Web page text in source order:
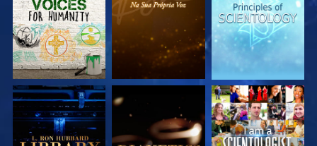
EXPLORE A SÉRIE EXPLORE A SÉRIE VEJA